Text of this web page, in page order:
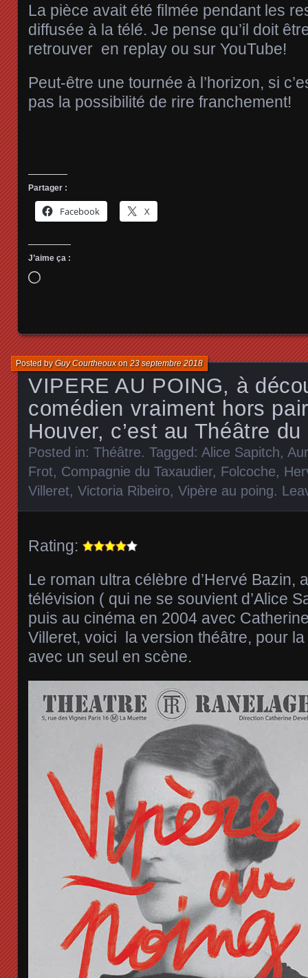
La pièce avait été filmée pendant les
diffusée à la télé. Je pense qu’il doit
retrouver en replay ou sur YouTube!
Peut-être une tournée à l’horizon, si
pas la possibilité de rire franchement!
Partager :
Facebook X
J’aime ça :
Chargement…
VIPERE AU POING, à
comédien vraiment hors
Houver, c’est au Théâtre
Posted byGuy Courtheouxon23 septembre 2018
Posted in: Théâtre. Tagged: Alice Sapitch,
Frot, Compagnie du Taxaudier, Folcoche,
Villeret, Victoria Ribeiro, Vipère au poing.
Rating:
Le roman ultra célèbre d’Hervé Bazin,
télévision ( qui ne se souvient d’Alice
puis au cinéma en 2004 avec
Villeret, voici la version théâtre, pour
avec un seul en scène.